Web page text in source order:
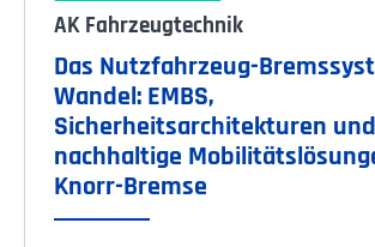
AK Fahrzeugtechnik
Das Nutzfahrzeug-
Wandel: EMBS,
Sicherheitsarchitekturen und
nachhaltige
Knorr-Bremse